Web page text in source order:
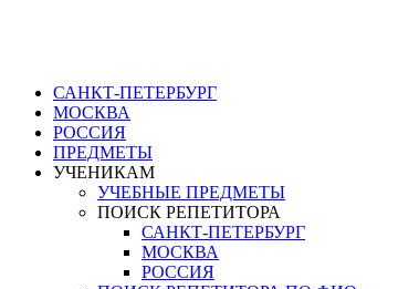
САНКТ-ПЕТЕРБУРГ
МОСКВА
РОССИЯ
ПРЕДМЕТЫ
УЧЕНИКАМ
УЧЕБНЫЕ ПРЕДМЕТЫ
ПОИСК РЕПЕТИТОРА
САНКТ-ПЕТЕРБУРГ
МОСКВА
РОССИЯ